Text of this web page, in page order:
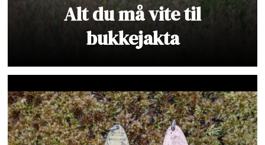
Alt du må vite til
bukkejakta